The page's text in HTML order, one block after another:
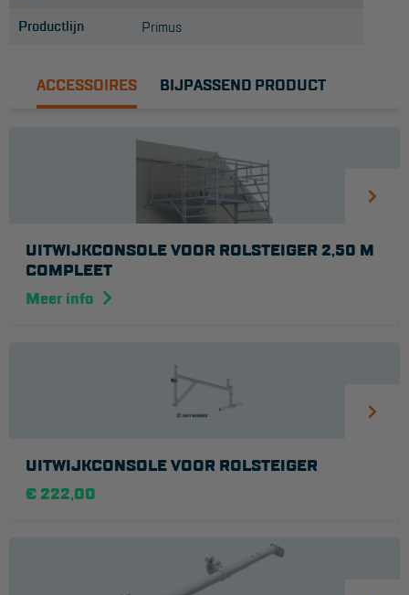
Productlijn Primus
ACCESSOIRES BIJPASSEND PRODUCT
UITWIJKCONSOLE VOOR ROLSTEIGER 2,50 M
COMPLEET
Meer info
UITWIJKCONSOLE VOOR ROLSTEIGER
€ 222,00